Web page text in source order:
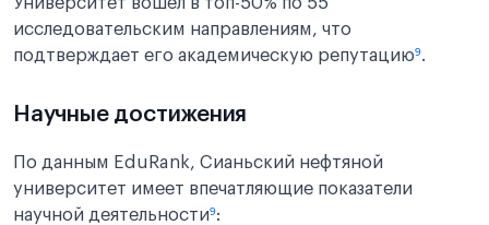
исследовательским направлениям, что
подтверждает его академическую репутацию⁹.
Научные достижения
По данным EduRank, Сианьский нефтяной
университет имеет впечатляющие показатели
научной деятельности⁹: